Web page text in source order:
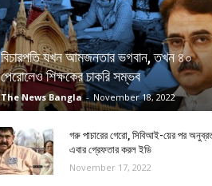
বিচারপতি যখন আমজনতার ভগবান, তখন ৪০
পেরোলেও শিক্ষকের চাকরি সম্ভব
The News Bangla - November 18, 2022
গরু পাচারের গেরো, সিবিআই-য়ের পর
এবার গ্রেফতার করল ইডি
November 17, 2022